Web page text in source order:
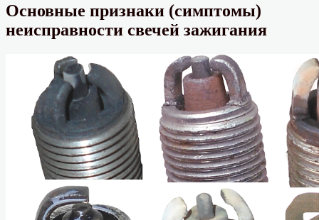
Основные признаки (симптомы)
неисправности свечей зажигания